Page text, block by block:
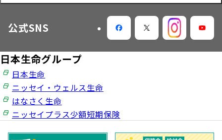
公式SNS
日本生命グループ
日本生命
ニッセイ・ウェルス生命
はなさく生命
ニッセイプラス少額短期保険